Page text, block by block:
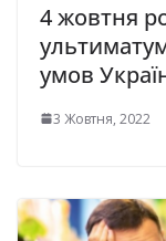
4 жовтня
умов
3 Жовтня, 2022